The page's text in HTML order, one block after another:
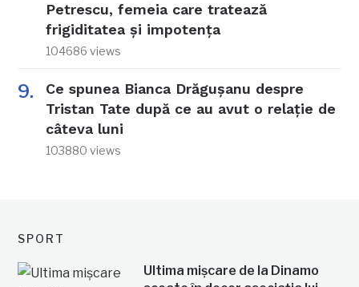
Petrescu, femeia care tratează
frigiditatea și impotența
104686 views
Ce spunea Bianca Drăgușanu despre
Tristan Tate după ce au avut o relație de
câteva luni
103880 views
SPORT
Ultima mișcare de la Dinamo